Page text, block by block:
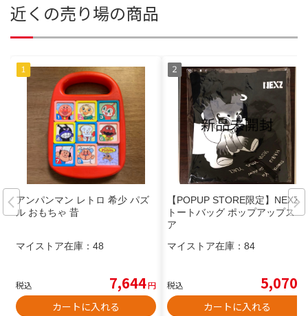
近くの売り場の商品
アンパンマン レトロ 希少 パズ
ル おもちゃ 昔
マイストア在庫： 48
税込 7,644円
カートに入れる
【POPUP STORE限定】NEXZ
トートバッグ ポップアップスト
ア
マイストア在庫： 84
税込 5,070
カートに入れる